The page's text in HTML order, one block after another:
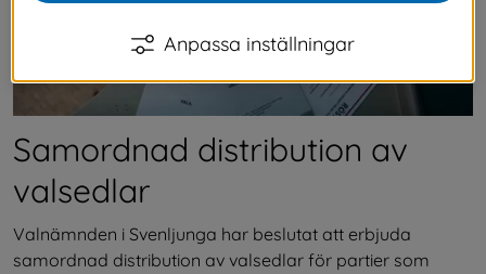
Samordnad distribution av
valsedlar
Valnämnden i Svenljunga har beslutat att erbjuda
samordnad distribution av valsedlar för partier som
Anpassa inställningar